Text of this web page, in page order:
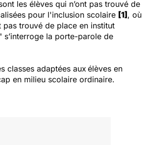
les élèves qui n’ont pas trouvé de
pour l'inclusion scolaire [1], où
pas trouvé de place en institut
s’interroge la porte-parole de
classes adaptées aux élèves en
en milieu scolaire ordinaire.